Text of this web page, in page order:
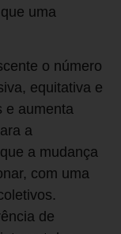
uma
o número
equitativa e
e aumenta
a
a mudança
com uma
de